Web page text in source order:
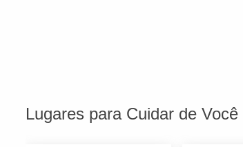
Lugares para Cuidar de Você